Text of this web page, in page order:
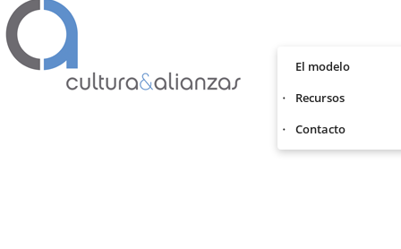
El modelo
Recursos
Contacto